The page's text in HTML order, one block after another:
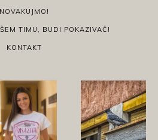
NOVAKUJMO!
TIMU, BUDI POKAZIVAČ!
KONTAKT